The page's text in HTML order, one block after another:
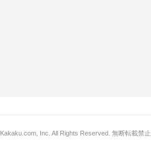
Kakaku.com, Inc. All Rights Reserved. 無断転載禁止